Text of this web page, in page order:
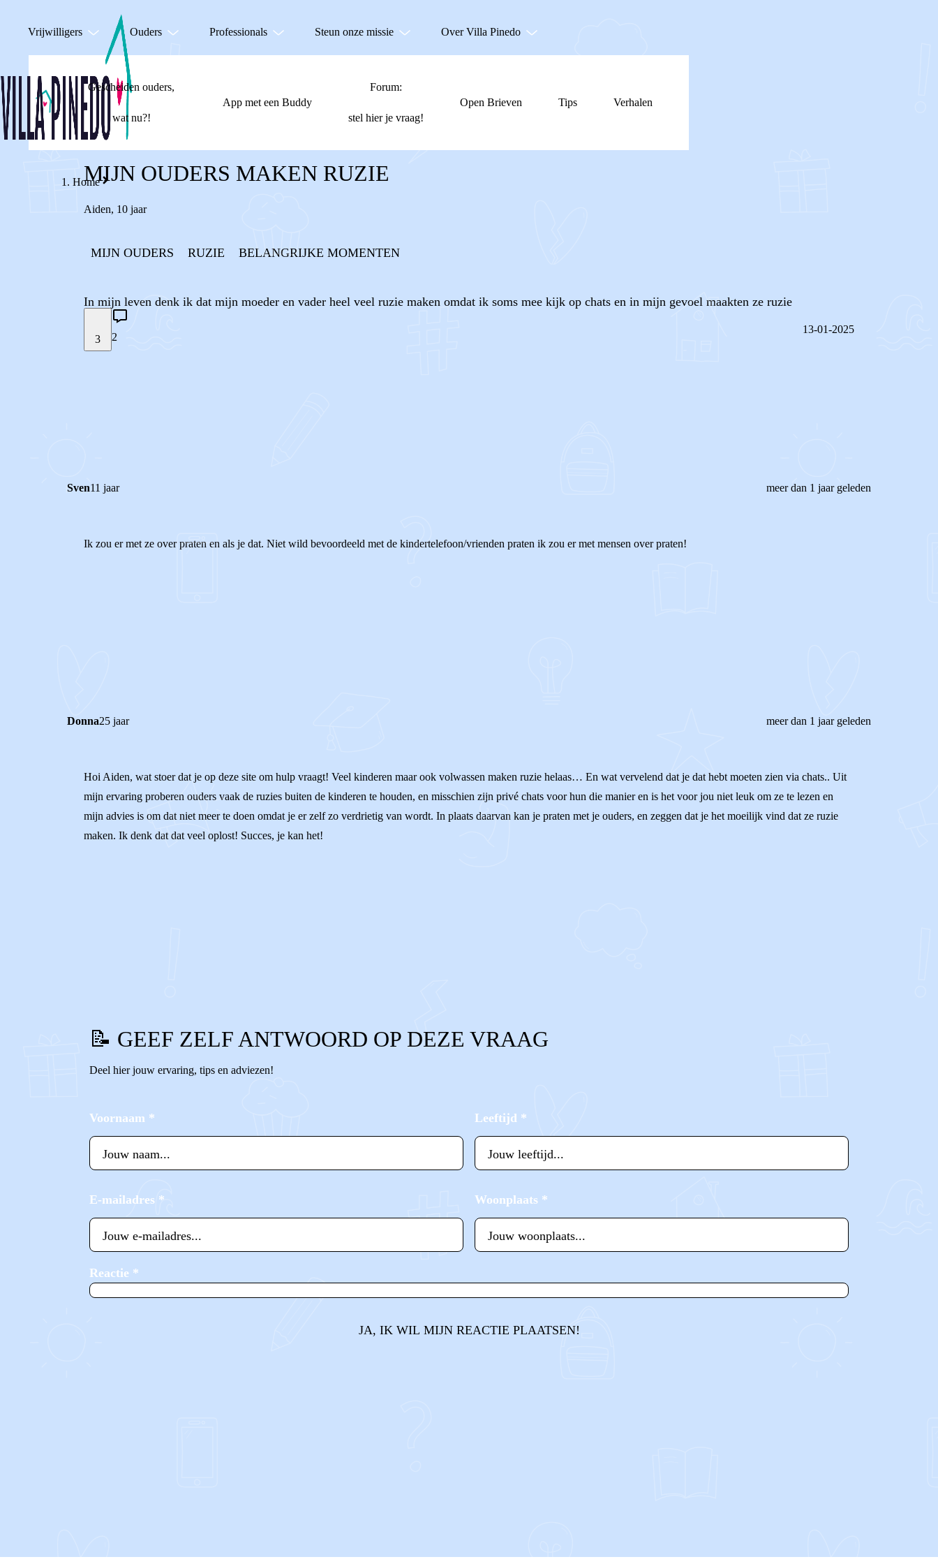
Vrijwilligers Ouders Professionals Steun onze missie Over Villa Pinedo
Gescheiden ouders,
wat nu?!
App met een Buddy
Forum:
stel hier je vraag!
Open Brieven Tips Verhalen
Home
MIJN OUDERS MAKEN RUZIE
Aiden, 10 jaar
MIJN OUDERS RUZIE BELANGRIJKE MOMENTEN
In mijn leven denk ik dat mijn moeder en vader heel veel ruzie maken omdat ik soms mee kijk op chats en in mijn gevoel maakten ze ruzie
3 2
13-01-2025
Sven11 jaar meer dan 1 jaar geleden
Ik zou er met ze over praten en als je dat. Niet wild bevoordeeld met de kindertelefoon/vrienden praten ik zou er met mensen over praten!
Donna25 jaar meer dan 1 jaar geleden
Hoi Aiden, wat stoer dat je op deze site om hulp vraagt! Veel kinderen maar ook volwassen maken ruzie helaas… En wat vervelend dat je dat hebt moeten zien via chats.. Uit
mijn ervaring proberen ouders vaak de ruzies buiten de kinderen te houden, en misschien zijn privé chats voor hun die manier en is het voor jou niet leuk om ze te lezen en
mijn advies is om dat niet meer te doen omdat je er zelf zo verdrietig van wordt. In plaats daarvan kan je praten met je ouders, en zeggen dat je het moeilijk vind dat ze ruzie
maken. Ik denk dat dat veel oplost! Succes, je kan het!
📝 GEEF ZELF ANTWOORD OP DEZE VRAAG
Deel hier jouw ervaring, tips en adviezen!
Voornaam * Leeftijd *
E-mailadres * Woonplaats *
Reactie *
JA, IK WIL MIJN REACTIE PLAATSEN!